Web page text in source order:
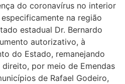
do coronavírus no interior
na região
estadual Dr. Bernardo
autorizativo, à
do Estado, remanejando
por meio de Emendas
de Rafael Godeiro,